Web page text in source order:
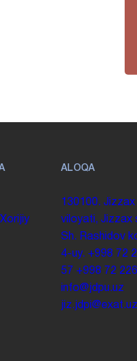
Xorijiy
ALOQA
130100. Jizzax
viloyati, Jizzax
Sh. Rashidov
4-uy. +998 72
57 +998 72
info@jdpu.uz
jiz.jdpi@exat.uz